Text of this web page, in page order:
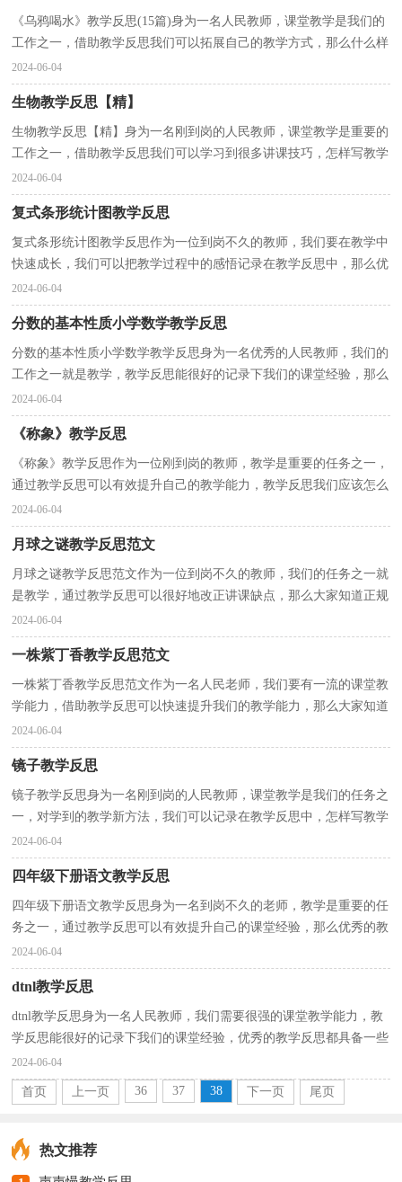
《乌鸦喝水》教学反思(15篇)身为一名人民教师，课堂教学是我们的
工作之一，借助教学反思我们可以拓展自己的教学方式，那么什么样
的教学反思才是好的呢？以下是小编为大家整理的《乌...
2024-06-04
生物教学反思【精】
生物教学反思【精】身为一名刚到岗的人民教师，课堂教学是重要的
工作之一，借助教学反思我们可以学习到很多讲课技巧，怎样写教学
反思才更能起到其作用呢？以下是小编整理的生物教学...
2024-06-04
复式条形统计图教学反思
复式条形统计图教学反思作为一位到岗不久的教师，我们要在教学中
快速成长，我们可以把教学过程中的感悟记录在教学反思中，那么优
秀的教学反思是什么样的呢？以下是小编为大家收集的...
2024-06-04
分数的基本性质小学数学教学反思
分数的基本性质小学数学教学反思身为一名优秀的人民教师，我们的
工作之一就是教学，教学反思能很好的记录下我们的课堂经验，那么
教学反思应该怎么写才合适呢？下面是小编精心整理的...
2024-06-04
《称象》教学反思
《称象》教学反思作为一位刚到岗的教师，教学是重要的任务之一，
通过教学反思可以有效提升自己的教学能力，教学反思我们应该怎么
写呢？以下是小编帮大家整理的《称象》教学反思，希望...
2024-06-04
月球之谜教学反思范文
月球之谜教学反思范文作为一位到岗不久的教师，我们的任务之一就
是教学，通过教学反思可以很好地改正讲课缺点，那么大家知道正规
的教学反思怎么写吗？以下是小编为大家整理的月球之...
2024-06-04
一株紫丁香教学反思范文
一株紫丁香教学反思范文作为一名人民老师，我们要有一流的课堂教
学能力，借助教学反思可以快速提升我们的教学能力，那么大家知道
正规的教学反思怎么写吗？以下是小编帮大家整理的一...
2024-06-04
镜子教学反思
镜子教学反思身为一名刚到岗的人民教师，课堂教学是我们的任务之
一，对学到的教学新方法，我们可以记录在教学反思中，怎样写教学
反思才更能起到其作用呢？下面是小编精心整理的镜子教...
2024-06-04
四年级下册语文教学反思
四年级下册语文教学反思身为一名到岗不久的老师，教学是重要的任
务之一，通过教学反思可以有效提升自己的课堂经验，那么优秀的教
学反思是什么样的呢？以下是小编帮大家整理的四年级...
2024-06-04
dtnl教学反思
dtnl教学反思身为一名人民教师，我们需要很强的课堂教学能力，教
学反思能很好的记录下我们的课堂经验，优秀的教学反思都具备一些
什么特点呢？下面是小编精心整理的dtnl教学反思，仅供...
2024-06-04
首页 上一页 36 37 38 下一页 尾页
热文推荐